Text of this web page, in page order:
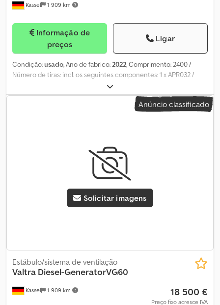
Kassel 1 909 km
Informação de
preços
Ligar
Condição:usado, Ano de fabrico:2022, Comprimento: 2400 /
Número de tiras: incl. os seguintes componentes: 1 x APR032 /
Capô de aço galvanizado 2400 1 x APR013 Conjunto de 11 tiras
PPN 1820x285 1 x APR034 / Conjunto de 11 tiras PPN 600x285
comprimento visível da cerda 265 / Djdpfx Acst Hd Euo Ajck
Anúncio classificado
Solicitar imagens
Kassel 1 909 km
Estábulo/sistema de ventilação
Valtra Diesel-GeneratorVG60
18 500 €
Preço fixo acresce IVA